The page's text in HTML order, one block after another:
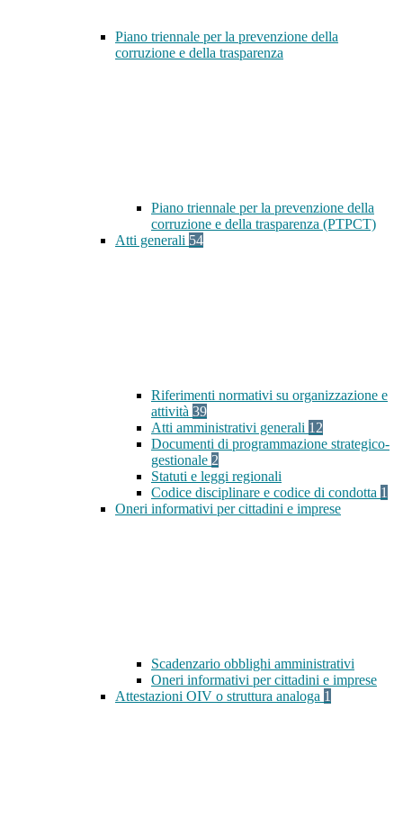
Piano triennale per la prevenzione della
corruzione e della trasparenza
Piano triennale per la prevenzione della
corruzione e della trasparenza (PTPCT)
Atti generali 54
Riferimenti normativi su organizzazione e
attività 39
Atti amministrativi generali 12
Documenti di programmazione strategico-
gestionale 2
Statuti e leggi regionali
Codice disciplinare e codice di condotta 1
Oneri informativi per cittadini e imprese
Scadenzario obblighi amministrativi
Oneri informativi per cittadini e imprese
Attestazioni OIV o struttura analoga 1